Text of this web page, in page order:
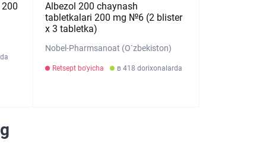
Albezol 200 chaynash
tabletkalari 200 mg №6 (2 blister
х 3 tabletka)
Nobel-Pharmsanoat (O`zbekiston)
Retsept bo'yicha в 418 dorixonalarda